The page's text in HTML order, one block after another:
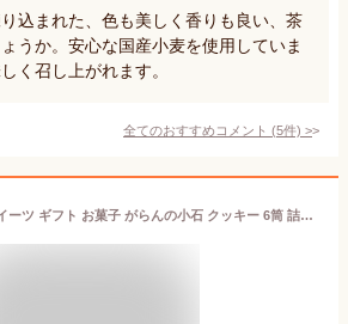
込まれた、色も美しく香りも良い、茶
うか。安心な国産小麦を使用していま
く召し上がれます。
全てのおすすめコメント (5件) >
バレンタイン スイーツ ギフト お菓子 がらんの小石 クッキー 6筒 詰め合わせ セット 送料無料 モンドセレクション最高金賞受賞 卵不使用◆サクサクほろほろクッキー 人気 プチギフト 誕生日プレゼント 出産祝い 退職祝い お返し お取り寄せ 手土産 会社 挨拶 贈答用 あす楽